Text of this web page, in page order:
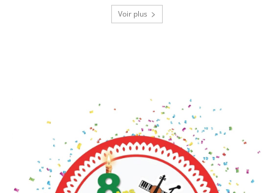
Voir plus